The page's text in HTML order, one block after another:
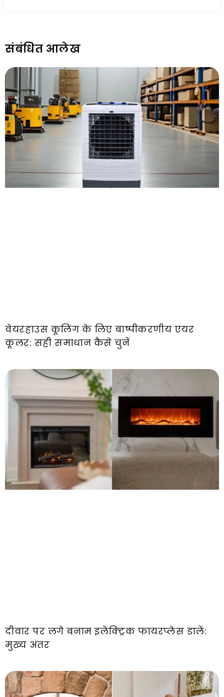
संबंधित आलेख
वेयरहाउस कूलिंग के लिए बाष्पीकरणीय एयर
कूलर: सही समाधान कैसे चुनें
दीवार पर लगे बनाम इलेक्ट्रिक फायरप्लेस डालें:
मुख्य अंतर